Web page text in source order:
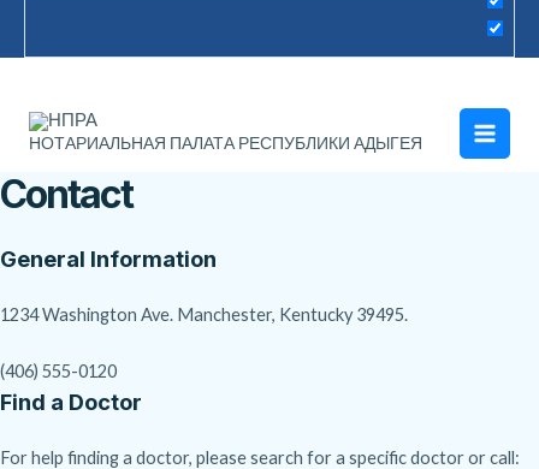
НОТАРИАЛЬНАЯ ПАЛАТА РЕСПУБЛИКИ АДЫГЕЯ
Menu
Contact
General Information
1234 Washington Ave. Manchester, Kentucky 39495.
(406) 555-0120
Find a Doctor
For help finding a doctor, please search for a specific doctor or call: